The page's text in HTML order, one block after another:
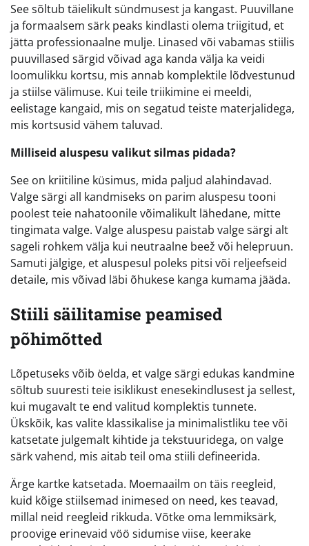
See sõltub täielikult sündmusest ja kangast. Puuvillane
ja formaalsem särk peaks kindlasti olema triigitud, et
jätta professionaalne mulje. Linased või vabamas stiilis
puuvillased särgid võivad aga kanda välja ka veidi
loomulikku kortsu, mis annab komplektile lõdvestunud
ja stiilse välimuse. Kui teile triikimine ei meeldi,
eelistage kangaid, mis on segatud teiste materjalidega,
mis kortsusid vähem taluvad.
Milliseid aluspesu valikut silmas pidada?
See on kriitiline küsimus, mida paljud alahindavad.
Valge särgi all kandmiseks on parim aluspesu tooni
poolest teie nahatoonile võimalikult lähedane, mitte
tingimata valge. Valge aluspesu paistab valge särgi alt
sageli rohkem välja kui neutraalne beež või helepruun.
Samuti jälgige, et aluspesul poleks pitsi või reljeefseid
detaile, mis võivad läbi õhukese kanga kumama jääda.
Stiili säilitamise peamised
põhimõtted
Lõpetuseks võib öelda, et valge särgi edukas kandmine
sõltub suuresti teie isiklikust enesekindlusest ja sellest,
kui mugavalt te end valitud komplektis tunnete.
Ükskõik, kas valite klassikalise ja minimalistliku tee või
katsetate julgemalt kihtide ja tekstuuridega, on valge
särk vahend, mis aitab teil oma stiili defineerida.
Ärge kartke katsetada. Moemaailm on täis reegleid,
kuid kõige stiilsemad inimesed on need, kes teavad,
millal neid reegleid rikkuda. Võtke oma lemmiksärk,
proovige erinevaid vöö sidumise viise, keerake